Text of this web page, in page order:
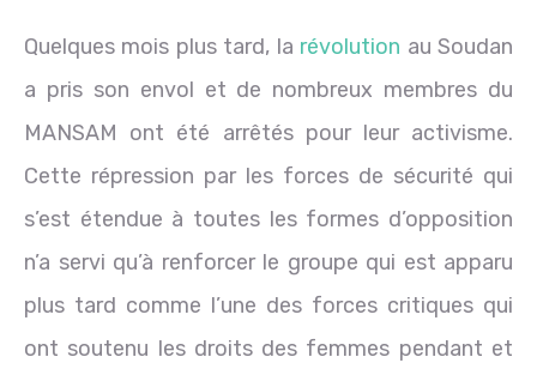
Quelques mois plus tard, la révolution au Soudan
a pris son envol et de nombreux membres du
MANSAM ont été arrêtés pour leur activisme.
Cette répression par les forces de sécurité qui
s’est étendue à toutes les formes d’opposition
n’a servi qu’à renforcer le groupe qui est apparu
plus tard comme l’une des forces critiques qui
ont soutenu les droits des femmes pendant et